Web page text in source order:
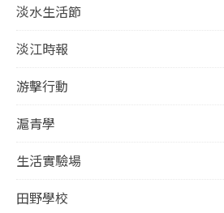
淡水生活節
淡江時報
游擊行動
滬青學
生活實驗場
田野學校